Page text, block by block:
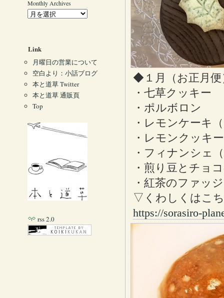
◆１月（お正月
・七草クッキー
・ポルボロン
・レモンケーキ
・レモンクッキー
・フィナンシェ
・煎り豆とチョ
・紅茶のファッ
▽くわしくはこ
https://sorasiro-
Monthly Archives
Link
月曜日の営業について
空白より：小話ブログ
本と道草 Twitter
本と道草 通販頁
Top
rss 2.0